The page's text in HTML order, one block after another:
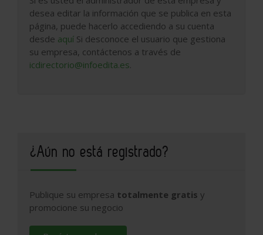
desea editar la información que se publica en esta
página, puede hacerlo accediendo a su cuenta
desde aquí Si desconoce el usuario que gestiona
su empresa, contáctenos a través de
icdirectorio@infoedita.es.
¿Aún no está registrado?
Publique su empresa totalmente gratis y
promocione su negocio